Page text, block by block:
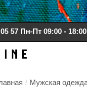
57 Пн-Пт 09:00 - 18:00
/ Мужская